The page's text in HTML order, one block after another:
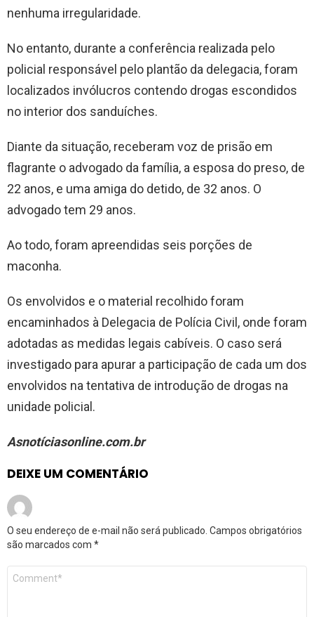
nenhuma irregularidade.
No entanto, durante a conferência realizada pelo
policial responsável pelo plantão da delegacia, foram
localizados invólucros contendo drogas escondidos
no interior dos sanduíches.
Diante da situação, receberam voz de prisão em
flagrante o advogado da família, a esposa do preso, de
22 anos, e uma amiga do detido, de 32 anos. O
advogado tem 29 anos.
Ao todo, foram apreendidas seis porções de
maconha.
Os envolvidos e o material recolhido foram
encaminhados à Delegacia de Polícia Civil, onde foram
adotadas as medidas legais cabíveis. O caso será
investigado para apurar a participação de cada um dos
envolvidos na tentativa de introdução de drogas na
unidade policial.
Asnotíciasonline.com.br
DEIXE UM COMENTÁRIO
O seu endereço de e-mail não será publicado. Campos obrigatórios
são marcados com *
Comentário